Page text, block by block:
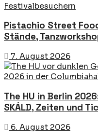
Pistachio Street
Stände,
7. August 2026
The HU in Berlin
SKÁLD, Zeiten und
6. August 2026